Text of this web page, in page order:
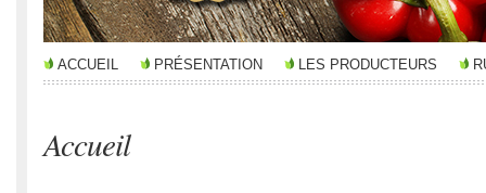
ACCUEIL PRÉSENTATION LES PRODUCTEURS
Accueil